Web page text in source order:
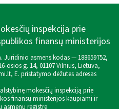
inspekcija prie
finansų ministerijos
Juridinio asmens kodas — 188659752,
osios g. 14, 01107 Vilnius, Lietuva,
, E. pristatymo dėžutės adresas
mokesčių inspekciją prie
finansų ministerijos kaupiami ir
registre